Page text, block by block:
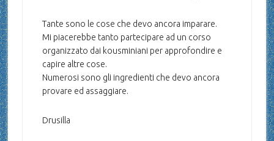
Tante sono le cose che devo ancora imparare.
Mi piacerebbe tanto partecipare ad un corso
organizzato dai kousminiani per approfondire e
capire altre cose.
Numerosi sono gli ingredienti che devo ancora
provare ed assaggiare.
Drusilla